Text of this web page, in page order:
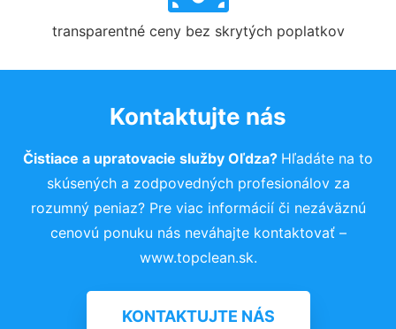
transparentné ceny bez skrytých poplatkov
Kontaktujte nás
Čistiace a upratovacie služby Oľdza? Hľadáte na to
skúsených a zodpovedných profesionálov za
rozumný peniaz? Pre viac informácií či nezáväznú
cenovú ponuku nás neváhajte kontaktovať –
www.topclean.sk.
KONTAKTUJTE NÁS